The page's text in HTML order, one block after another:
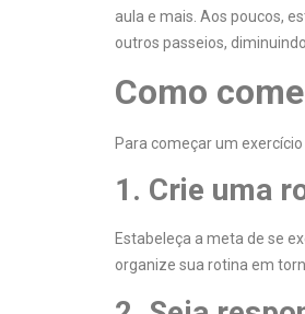
aula e mais. Aos poucos,
outros passeios,
Como
Para começar um
1. Crie uma
Estabeleça a meta de se
organize sua rotina em